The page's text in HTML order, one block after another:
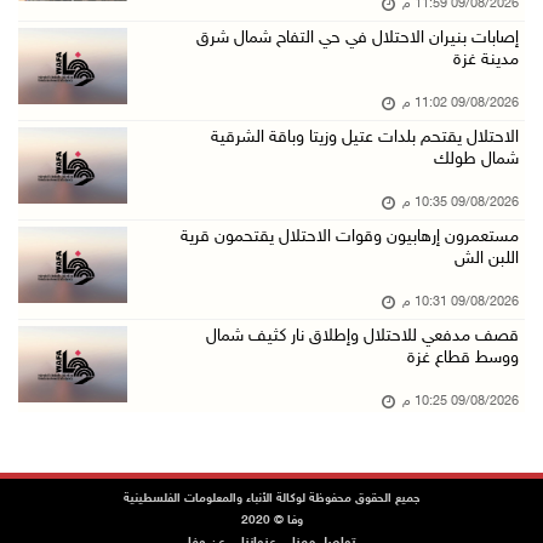
مستعمرون إرهابيون يهاجمون قرية المغير والاحتل ...
09/آب/2026 07:02 م
الجامعة العربية تنعى السفير دياب اللوح
09/آب/2026 05:28 م
ثلاث إصابات برصاص الاحتلال في مدينة خان يونس
09/آب/2026 04:45 م
مسك تكافح آثار الحروق وتنتظر العلاج خارج غزة
مستعمرون يقتحمون أراضي المواطنين في عدة مناطق ...
09/08/2026 11:59 م
إصابات بنيران الاحتلال في حي التفاح شمال شرق
مدينة غزة
09/08/2026 11:02 م
الاحتلال يقتحم بلدات عتيل وزيتا وباقة الشرقية
شمال طولك
09/08/2026 10:35 م
مستعمرون إرهابيون وقوات الاحتلال يقتحمون قرية
اللبن الش
09/08/2026 10:31 م
قصف مدفعي للاحتلال وإطلاق نار كثيف شمال
ووسط قطاع غزة
09/08/2026 10:25 م
جميع الحقوق محفوظة لوكالة الأنباء والمعلومات الفلسطينية
وفا © 2020